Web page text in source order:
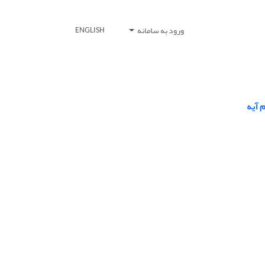
ورود به سامانه ENGLISH
آیه